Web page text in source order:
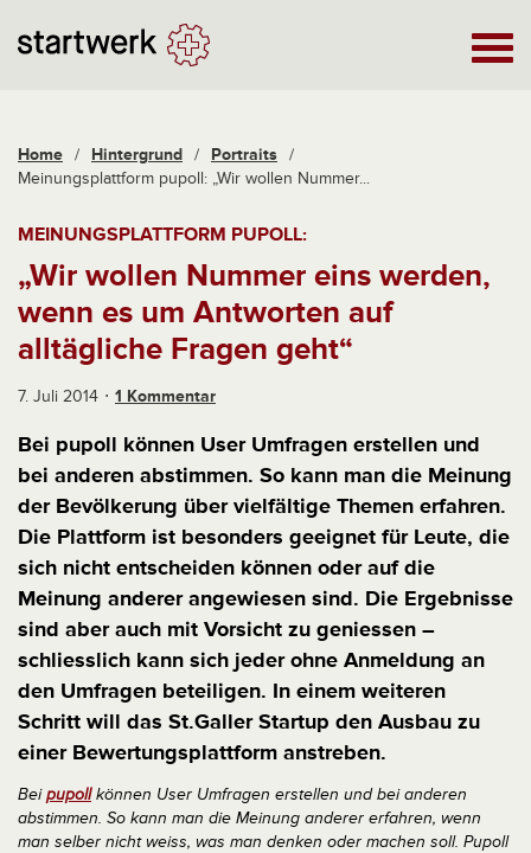
Home / Hintergrund / Portraits /
Meinungsplattform pupoll: „Wir wollen Nummer...
MEINUNGSPLATTFORM PUPOLL:
„Wir wollen Nummer eins werden,
wenn es um Antworten auf
alltägliche Fragen geht“
7. Juli 2014 1 Kommentar
Bei pupoll können User Umfragen erstellen und
bei anderen abstimmen. So kann man die Meinung
der Bevölkerung über vielfältige Themen erfahren.
Die Plattform ist besonders geeignet für Leute, die
sich nicht entscheiden können oder auf die
Meinung anderer angewiesen sind. Die Ergebnisse
sind aber auch mit Vorsicht zu geniessen –
schliesslich kann sich jeder ohne Anmeldung an
den Umfragen beteiligen. In einem weiteren
Schritt will das St.Galler Startup den Ausbau zu
einer Bewertungsplattform anstreben.
Beipupollkönnen User Umfragen erstellen und bei anderen
abstimmen. So kann man die Meinung anderer erfahren, wenn
man selber nicht weiss, was man denken oder machen soll. Pupoll